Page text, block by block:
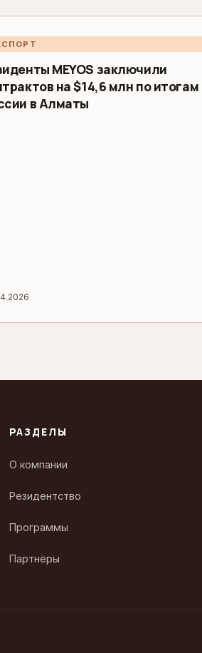
MEYOS заключили
на $14,6 млн по итогам
в Алматы
РАЗДЕЛЫ
О компании
Резидентство
Программы
Партнёры